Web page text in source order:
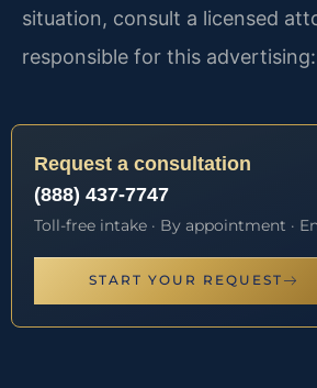
situation, consult a licensed
responsible for this advertising:
Request a consultation
(888) 437-7747
Toll-free intake · By appointment ·
START YOUR REQUEST